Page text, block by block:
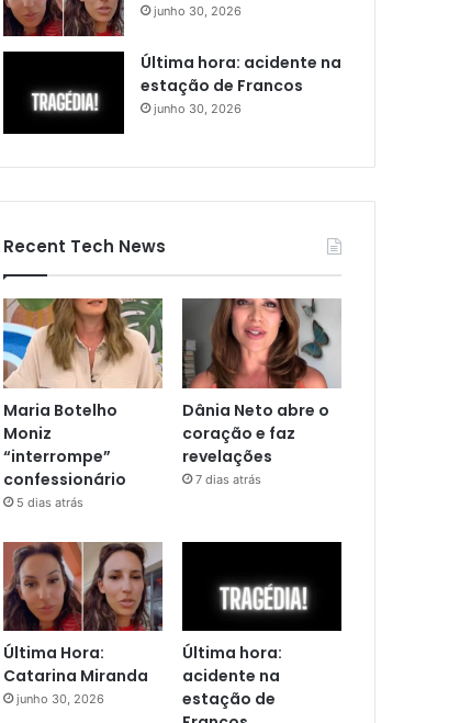
junho 30, 2026
Última hora: acidente na
estação de Francos
junho 30, 2026
Recent Tech News
Maria Botelho
Moniz
“interrompe”
confessionário
5 dias atrás
Dânia Neto abre o
coração e faz
revelações
7 dias atrás
Última Hora:
Catarina Miranda
junho 30, 2026
Última hora:
acidente na
estação de